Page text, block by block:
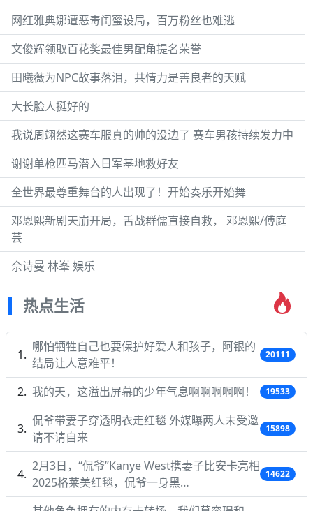
网红雅典娜遭恶毒闺蜜设局，百万粉丝也难逃
文俊辉领取百花奖最佳男配角提名荣誉
田曦薇为NPC故事落泪，共情力是善良者的天赋
大长脸人挺好的
我说周翊然这赛车服真的帅的没边了 赛车男孩持续发力中
谢谢单枪匹马潜入日军基地救好友
全世界最尊重舞台的人出现了！开始奏乐开始舞
邓恩熙新剧天崩开局，舌战群儒直接自救， 邓恩熙/傅庭
芸
佘诗曼 林峯 娱乐
热点生活
哪怕牺牲自己也要保护好爱人和孩子，阿银的
结局让人意难平！
20111
我的天，这溢出屏幕的少年气息啊啊啊啊啊！ 19533
侃爷带妻子穿透明衣走红毯 外媒曝两人未受邀
请不请自来
15898
2月3日，“侃爷”Kanye West携妻子比安卡亮相
2025格莱美红毯，侃爷一身黑…
14622